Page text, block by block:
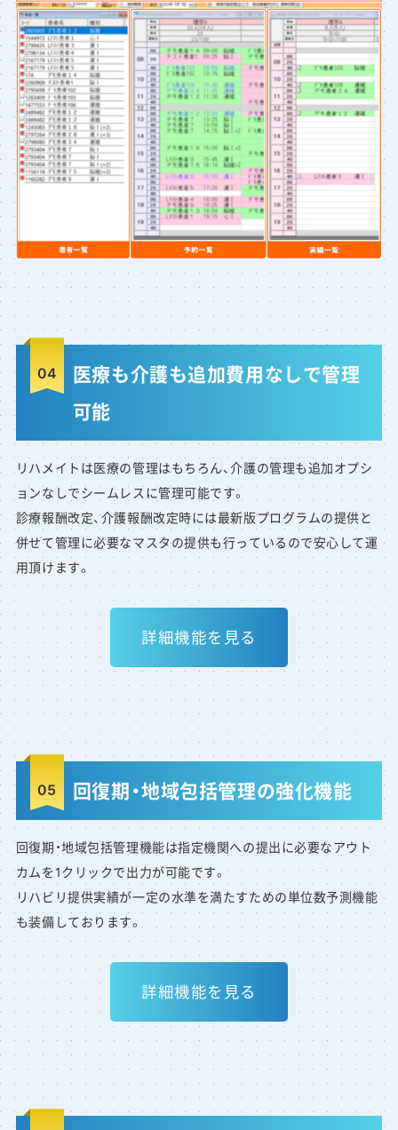
医療も介護も追加費用なしで管理
可能
リハメイトは医療の管理はもちろん、介護の管理も追加オプシ
ョンなしでシームレスに管理可能です。
診療報酬改定、介護報酬改定時には最新版プログラムの提供と
併せて管理に必要なマスタの提供も行っているので安心して運
用頂けます。
詳細機能を見る
回復期・地域包括管理の強化機能
回復期・地域包括管理機能は指定機関への提出に必要なアウト
カムを1クリックで出力が可能です。
リハビリ提供実績が一定の水準を満たすための単位数予測機能
も装備しております。
詳細機能を見る